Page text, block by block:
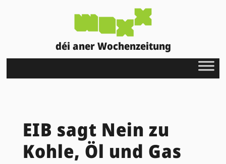
déi aner Wochenzeitung
EIB sagt Nein zu
Kohle, Öl und Gas